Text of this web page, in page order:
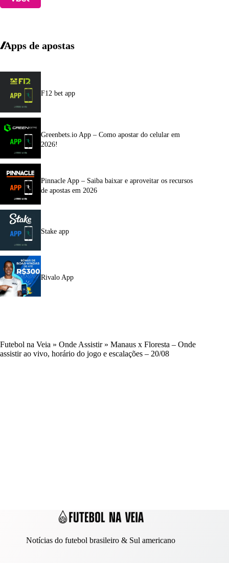
Apps de apostas
F12 bet app
Greenbets.io App – Como apostar do celular em
2026!
Pinnacle App – Saiba baixar e aproveitar os recursos
de apostas em 2026
Stake app
Rivalo App
Futebol na Veia » Onde Assistir» Manaus x Floresta – Onde
assistir ao vivo, horário do jogo e escalações – 20/08
Notícias do futebol brasileiro & Sul americano